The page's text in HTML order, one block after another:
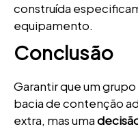
construída
equipamento.
Conclusão
Garantir que um
bacia de contenção
extra, mas uma